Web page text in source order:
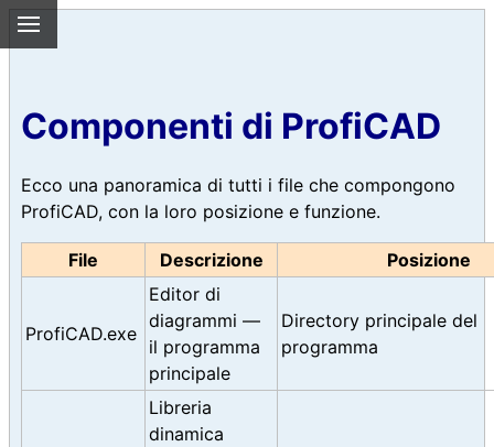
Componenti di ProfiCAD
Ecco una panoramica di tutti i file che compongono
ProfiCAD, con la loro posizione e funzione.
File Descrizione Posizione
ProfiCAD.exe
Editor di
diagrammi —
il programma
principale
Directory principale del
programma
Libreria
dinamica